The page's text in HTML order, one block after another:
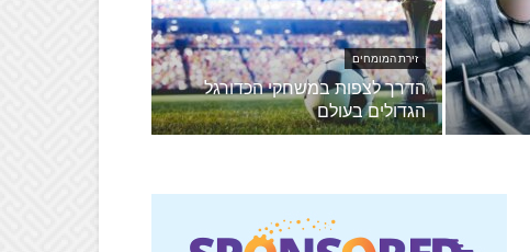
זירת המומחים
הדרך לצפות במשחקי הכדורגל
הגדולים בעולם